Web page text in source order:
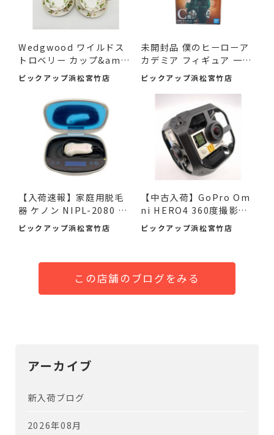
Wedgwood ワイルドス
トロベリー カップ&amp;
am...
ピックアップ浜松宮竹店
未開封品 僕のヒーローア
カデミア フィギュア 一
番...
ピックアップ浜松宮竹店
【入荷速報】家庭用脱毛
器 ケノン NIPL-2080 V8.
0 ...
ピックアップ浜松宮竹店
【中古入荷】GoPro Om
ni HERO4 360度撮影カ
メラで...
ピックアップ浜松宮竹店
この店舗のブログをみる
アーカイブ
新入荷ブログ
2026年08月